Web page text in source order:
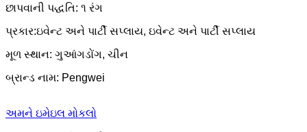
છાપવાની પદ્ધતિ: ૧ રંગ
પ્રકાર:ઇવેન્ટ અને પાર્ટી સપ્લાય, ઇવેન્ટ અને પાર્ટી સપ્લાય
મૂળ સ્થાન: ગુઆંગડોંગ, ચીન
બ્રાન્ડ નામ: Pengwei
અમને ઇમેઇલ મોકલો